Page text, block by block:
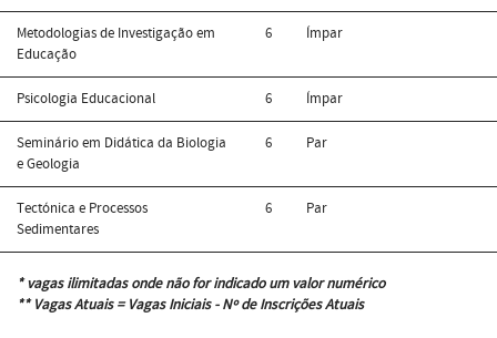
Metodologias de Investigação em
Educação
6 Ímpar
Psicologia Educacional 6 Ímpar
Seminário em Didática da Biologia
e Geologia
6 Par
Tectónica e Processos
Sedimentares
6 Par
* vagas ilimitadas onde não for indicado um valor numérico
** Vagas Atuais = Vagas Iniciais - Nº de Inscrições Atuais